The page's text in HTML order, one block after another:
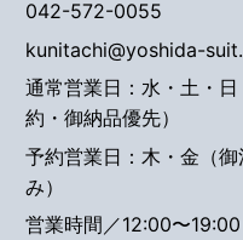
042-572-0055
kunitachi@yoshida-
通常営業日：水・土・
約・御納品優先）
予約営業日：木・金（
み）
営業時間／12:00〜